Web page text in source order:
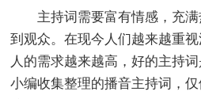
主持词需要富有情感，充
到观众。在现今人们越来越重
人的需求越来越高，好的主持
小编收集整理的播音主持词，